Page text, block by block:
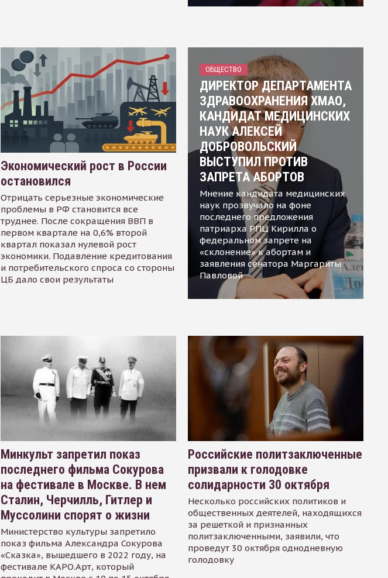
Экономический рост в России
остановился
Отрицать серьезные экономические
проблемы в РФ становится все
труднее. После сокращения ВВП в
первом квартале на 0,6% второй
квартал показал нулевой рост
экономики. Подавление кредитования
и потребительского спроса со стороны
ЦБ дало свои результаты
ОБЩЕСТВО
ДИРЕКТОР ДЕПАРТАМЕНТА
ЗДРАВООХРАНЕНИЯ ХМАО,
КАНДИДАТ МЕДИЦИНСКИХ
НАУК АЛЕКСЕЙ
ДОБРОВОЛЬСКИЙ
ВЫСТУПИЛ ПРОТИВ
ЗАПРЕТА АБОРТОВ
Мнение кандидата медицинских
наук прозвучало на фоне
последнего предложения
патриарха РПЦ Кирилла о
федеральном запрете на
«склонение» к абортам и
заявления сенатора Маргариты
Павловой
Минкульт запретил показ
последнего фильма Сокурова
на фестивале в Москве. В нем
Сталин, Черчилль, Гитлер и
Муссолини спорят о жизни
Министерство культуры запретило
показ фильма Александра Сокурова
«Сказка», вышедшего в 2022 году, на
фестивале КАРО.Арт, который
Российские политзаключенные
призвали к голодовке
солидарности 30 октября
Несколько российских политиков и
общественных деятелей, находящихся
за решеткой и признанных
политзаключенными, заявили, что
проведут 30 октября однодневную
голодовку